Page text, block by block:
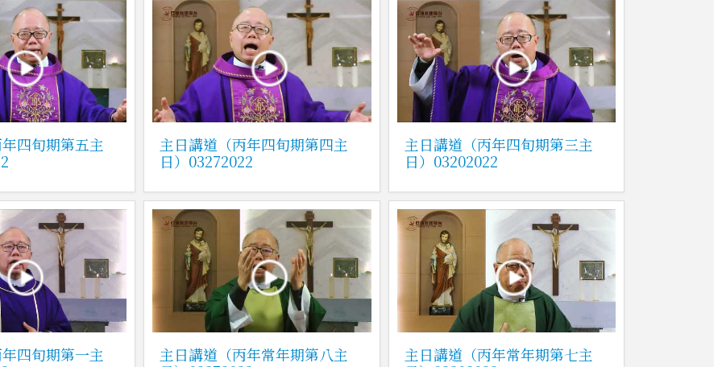
四旬期第五主
主日講道（丙年四旬期第四主
日）03272022
主日講道（丙年四旬期第三主
日）03202022
四旬期第一主
主日講道（丙年常年期第八主
主日講道（丙年常年期第七主